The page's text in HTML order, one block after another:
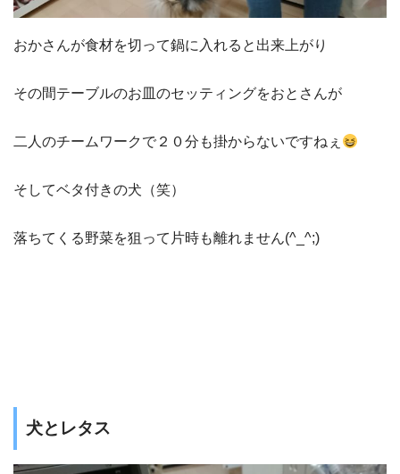
おかさんが食材を切って鍋に入れると出来上がり
その間テーブルのお皿のセッティングをおとさんが
二人のチームワークで２０分も掛からないですねぇ
そしてベタ付きの犬（笑）
落ちてくる野菜を狙って片時も離れません(^_^;)
犬とレタス